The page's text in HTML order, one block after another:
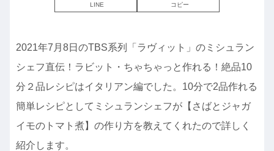
LINE コピー
2021年7月8日のTBS系列「ラヴィット」のミシュラン
シェフ直伝！ラビット・ちゃちゃっと作れる！絶品10
分２品レシピはイタリアン編でした。10分で2品作れる
簡単レシピとしてミシュランシェフが【さばとジャガ
イモのトマト煮】の作り方を教えてくれたので詳しく
紹介します。